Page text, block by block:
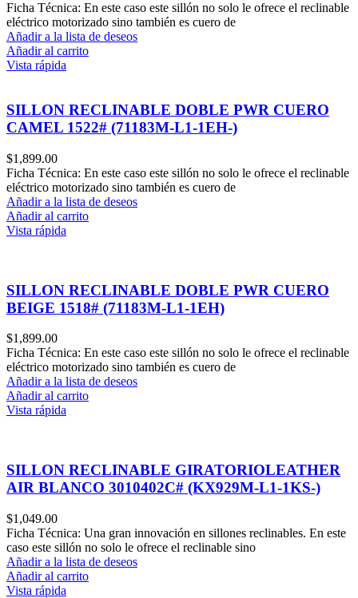
Ficha Técnica: En este caso este sillón no solo le ofrece el reclinable
eléctrico motorizado sino también es cuero de
Añadir a la lista de deseos
Añadir al carrito
Vista rápida
SILLON RECLINABLE DOBLE PWR CUERO
CAMEL 1522# (71183M-L1-1EH-)
$1,899.00
Ficha Técnica: En este caso este sillón no solo le ofrece el reclinable
eléctrico motorizado sino también es cuero de
Añadir a la lista de deseos
Añadir al carrito
Vista rápida
SILLON RECLINABLE DOBLE PWR CUERO
BEIGE 1518# (71183M-L1-1EH)
$1,899.00
Ficha Técnica: En este caso este sillón no solo le ofrece el reclinable
eléctrico motorizado sino también es cuero de
Añadir a la lista de deseos
Añadir al carrito
Vista rápida
SILLON RECLINABLE GIRATORIOLEATHER
AIR BLANCO 3010402C# (KX929M-L1-1KS-)
$1,049.00
Ficha Técnica: Una gran innovación en sillones reclinables. En este
caso este sillón no solo le ofrece el reclinable sino
Añadir a la lista de deseos
Añadir al carrito
Vista rápida